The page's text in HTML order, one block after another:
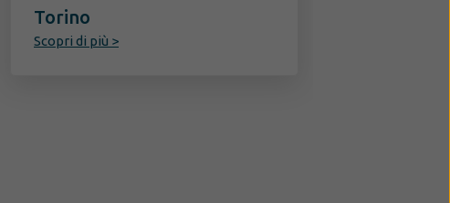
Torino
Scopri di più >